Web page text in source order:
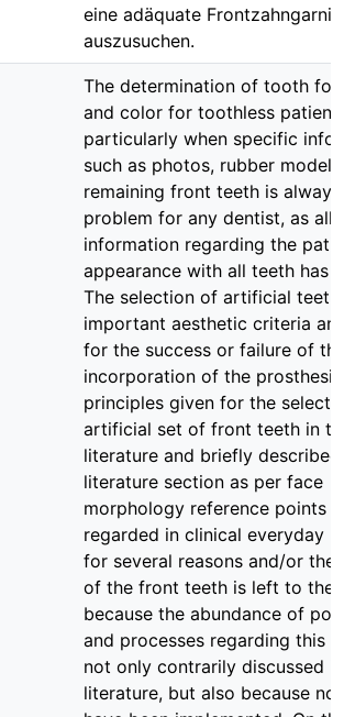
eine adäquate
auszusuchen.
The determination of tooth
and color for toothless
particularly when specific
such as photos, rubber
remaining front teeth is
problem for any dentist, as all
information regarding the
appearance with all teeth has
The selection of artificial teeth
important aesthetic criteria
for the success or failure of
incorporation of the
principles given for the
artificial set of front teeth in
literature and briefly
literature section as per face
morphology reference points
regarded in clinical everyday
for several reasons and/or the
of the front teeth is left to the
because the abundance of
and processes regarding this
not only contrarily discussed
literature, but also because no